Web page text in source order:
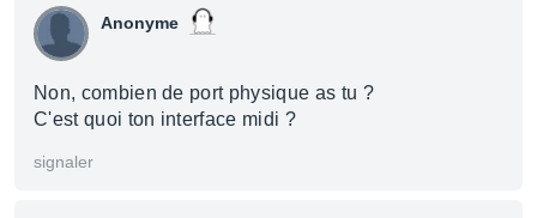
Anonyme
Non, combien de port physique as tu ?
C'est quoi ton interface midi ?
signaler